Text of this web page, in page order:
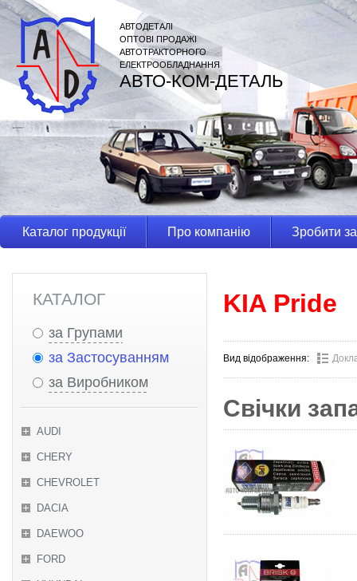
АВТОДЕТАЛІ
ОПТОВІ ПРОДАЖІ
АВТОТРАКТОРНОГО
ЕЛЕКТРООБЛАДНАННЯ
АВТО-КОМ-ДЕТАЛЬ
Каталог продукції Про компанію Зробити
КАТАЛОГ
за Групами
за Застосуванням
за Виробником
AUDI
CHERY
CHEVROLET
DACIA
DAEWOO
FORD
KIA Pride
Вид відображення:
Свічки